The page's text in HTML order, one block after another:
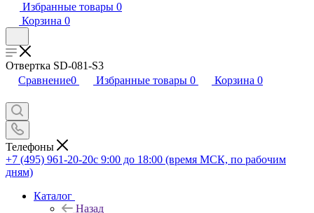
Избранные товары 0
Корзина 0
Отвертка SD-081-S3
Сравнение0 Избранные товары 0 Корзина 0
Телефоны
+7 (495) 961-20-20с 9:00 до 18:00 (время МСК, по рабочим
дням)
Каталог
Назад